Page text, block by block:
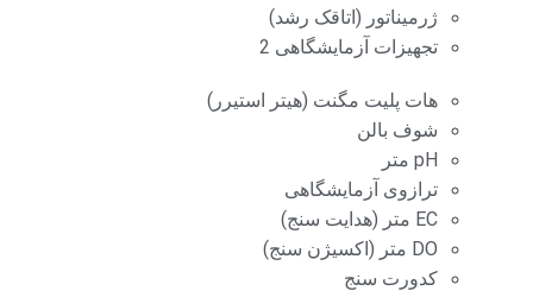
ژرمیناتور (اتاقک رشد)
تجهیزات آزمایشگاهی 2
هات پلیت مگنت (هیتر استیرر)
شوف بالن
pH متر
ترازوی آزمایشگاهی
EC متر (هدایت سنج)
DO متر (اکسیژن سنج)
کدورت سنج